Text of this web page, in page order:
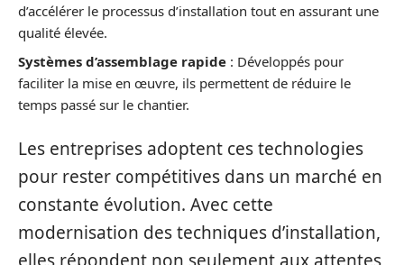
d’accélérer le processus d’installation tout en assurant une
qualité élevée.
Systèmes d’assemblage rapide : Développés pour
faciliter la mise en œuvre, ils permettent de réduire le
temps passé sur le chantier.
Les entreprises adoptent ces technologies
pour rester compétitives dans un marché en
constante évolution. Avec cette
modernisation des techniques d’installation,